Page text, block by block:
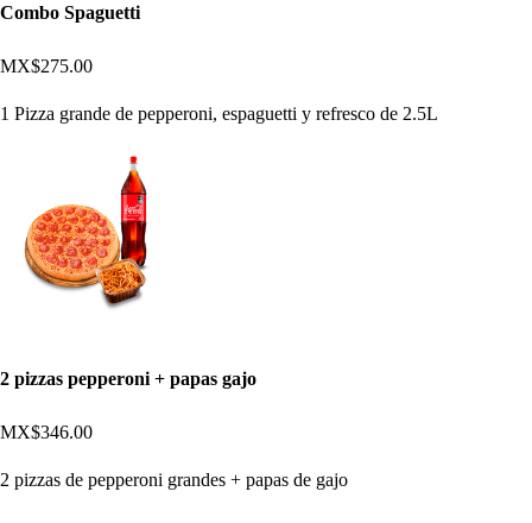
Combo Spaguetti
MX$275.00
1 Pizza grande de pepperoni, espaguetti y refresco de 2.5L
2 pizzas pepperoni + papas gajo
MX$346.00
2 pizzas de pepperoni grandes + papas de gajo